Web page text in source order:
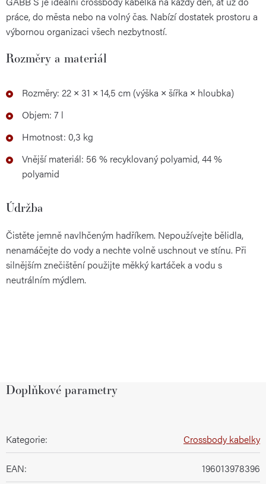
práce, do města nebo na volný čas. Nabízí dostatek prostoru a
výbornou organizaci všech nezbytností.
Rozměry a materiál
Rozměry: 22 × 31 × 14,5 cm (výška × šířka × hloubka)
Objem: 7 l
Hmotnost: 0,3 kg
Vnější materiál: 56 % recyklovaný polyamid, 44 %
polyamid
Údržba
Čistěte jemně navlhčeným hadříkem. Nepoužívejte bělidla,
nenamáčejte do vody a nechte volně uschnout ve stínu. Při
silnějším znečištění použijte měkký kartáček a vodu s
neutrálním mýdlem.
Doplňkové parametry
Kategorie: Crossbody kabelky
EAN: 196013978396